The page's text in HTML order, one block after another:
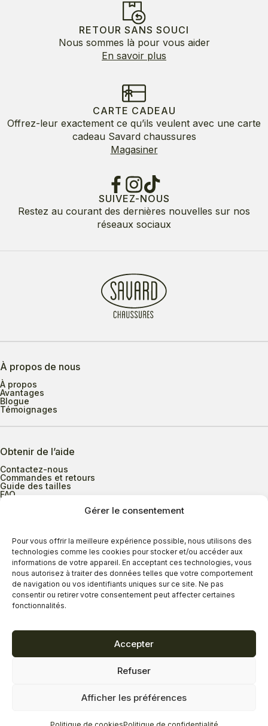
Gérer le consentement
Pour vous offrir la meilleure expérience possible, nous utilisons des
technologies comme les cookies pour stocker et/ou accéder aux
informations de votre appareil. En acceptant ces technologies, vous
nous autorisez à traiter des données telles que votre comportement
de navigation ou vos identifiants uniques sur ce site. Ne pas
consentir ou retirer votre consentement peut affecter certaines
fonctionnalités.
Accepter
Refuser
Afficher les préférences
RETOUR SANS SOUCI
Nous sommes là pour vous aider
En savoir plus
CARTE CADEAU
Offrez-leur exactement ce qu’ils veulent avec une carte
cadeau Savard chaussures
Magasiner
SUIVEZ-NOUS
Restez au courant des dernières nouvelles sur nos
réseaux sociaux
À propos de nous
À propos
Avantages
Blogue
Témoignages
Obtenir de l’aide
Contactez-nous
Commandes et retours
Guide des tailles
FAQ
Heures d’ouverture
Lundi au mercredi
9h00 à 17h30
Jeudi
9h00 à 20h00
Vendredi
9h00 à 18h00
Dimanche
11h00 à 16h30
Termes et conditions